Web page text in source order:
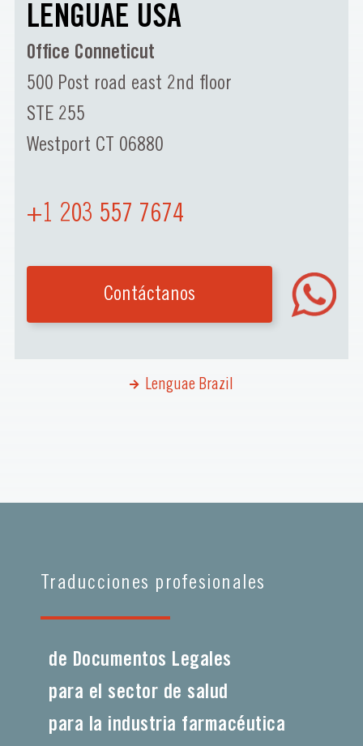
LENGUAE USA
Office Conneticut
500 Post road east 2nd floor
STE 255
Westport CT 06880
+1 203 557 7674
Contáctanos
Lenguae Brazil
Traducciones profesionales
de Documentos Legales
para el sector de salud
para la industria farmacéutica